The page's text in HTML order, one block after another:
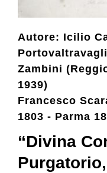
Cerca
English
Autore: Icilio
Zambini
1939)
Francesco
1803 - Parma
“Divina